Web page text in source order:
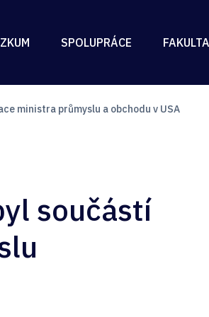
SPOLUPRÁCE FAKULTA
ministra průmyslu a obchodu v USA
součástí